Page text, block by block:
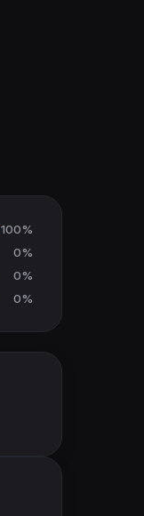
100%
0%
0%
0%